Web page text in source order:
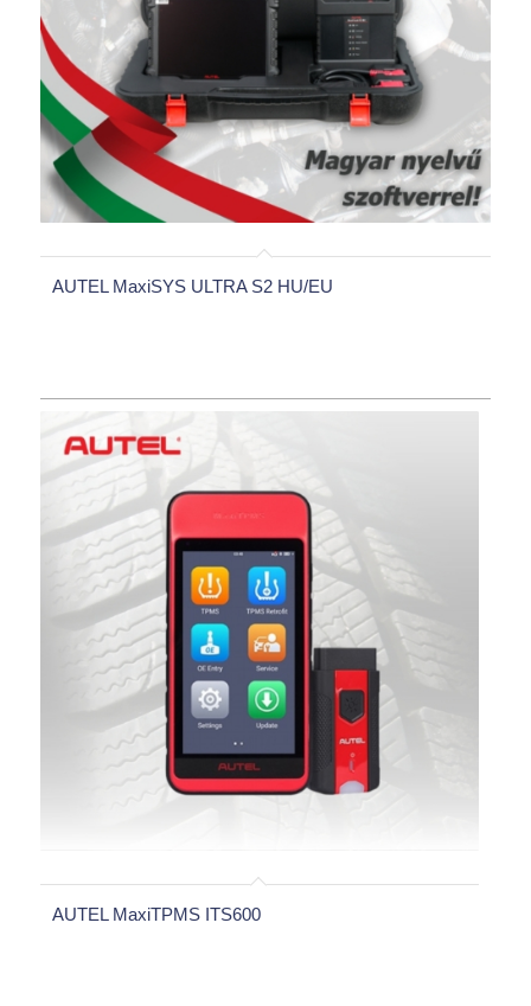
AUTEL MaxiSYS ULTRA S2 HU/EU
AUTEL MaxiTPMS ITS600